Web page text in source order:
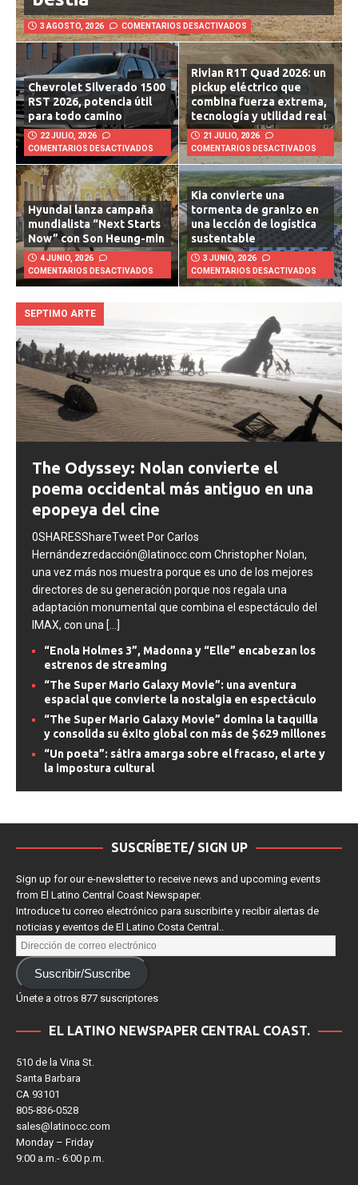
bestia
3 AGOSTO, 2026 COMENTARIOS DESACTIVADOS
Chevrolet Silverado 1500
RST 2026, potencia útil
para todo camino
22 JULIO, 2026
COMENTARIOS DESACTIVADOS
Rivian R1T Quad 2026: un
pickup eléctrico que
combina fuerza extrema,
tecnología y utilidad real
21 JULIO, 2026
COMENTARIOS DESACTIVADOS
Hyundai lanza campaña
mundialista “Next Starts
Now” con Son Heung-min
4 JUNIO, 2026
COMENTARIOS DESACTIVADOS
Kia convierte una
tormenta de granizo en
una lección de logística
sustentable
3 JUNIO, 2026
COMENTARIOS DESACTIVADOS
SEPTIMO ARTE
The Odyssey: Nolan convierte el
poema occidental más antiguo en una
epopeya del cine
0SHARESShareTweet Por Carlos
Hernándezredacción@latinocc.com Christopher Nolan,
una vez más nos muestra porque es uno de los mejores
directores de su generación porque nos regala una
adaptación monumental que combina el espectáculo del
[...]
“Enola Holmes 3”, Madonna y “Elle” encabezan los
estrenos de streaming
“The Super Mario Galaxy Movie”: una aventura
espacial que convierte la nostalgia en espectáculo
“The Super Mario Galaxy Movie” domina la taquilla
y consolida su éxito global con más de $629 millones
“Un poeta”: sátira amarga sobre el fracaso, el arte y
la impostura cultural
SUSCRÍBETE/ SIGN UP
Sign up for our e-newsletter to receive news and upcoming events
from El Latino Central Coast Newspaper.
Introduce tu correo electrónico para suscribirte y recibir alertas de
noticias y eventos de El Latino Costa Central..
510 de la Vina St.
Santa Barbara
CA 93101
805-836-0528
sales@latinocc.com
Monday – Friday